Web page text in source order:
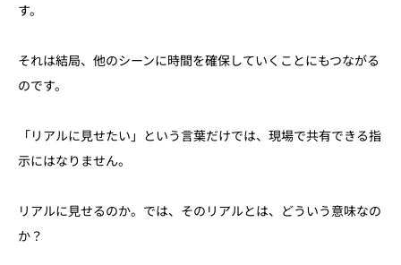
す。
それは結局、他のシーンに時間を確保していくことにもつながる
のです。
「リアルに見せたい」という言葉だけでは、現場で共有できる指
示にはなりません。
リアルに見せるのか。では、そのリアルとは、どういう意味なの
か？